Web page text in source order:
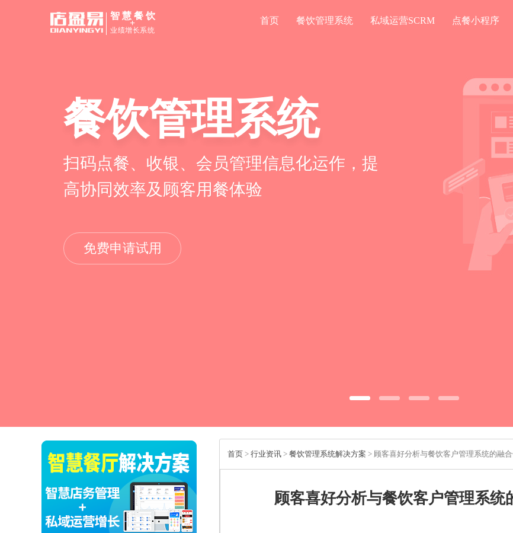
智慧餐饮
+
业绩增长系统
首页 餐饮管理系统 私域运营SCRM 点餐小程序
餐饮管理系统
扫码点餐、收银、会员管理信息化运作，提
高协同效率及顾客用餐体验
免费申请试用
首页 > 行业资讯 > 餐饮管理系统解决方案 > 顾客喜好分析与餐饮客户管理系统的融
顾客喜好分析与餐饮客户管理系